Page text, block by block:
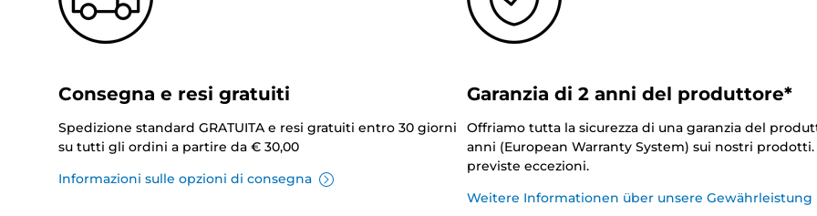
Consegna e resi gratuiti
Spedizione standard GRATUITA e resi gratuiti entro 30 giorni
su tutti gli ordini a partire da € 30,00
Informazioni sulle opzioni di consegna
Garanzia di 2 anni del produttore*
Offriamo tutta la sicurezza di una garanzia del
anni (European Warranty System) sui nostri prodotti.
previste eccezioni.
Weitere Informationen über unsere Gewährleistung